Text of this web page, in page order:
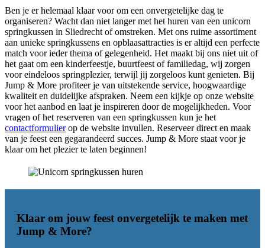
Ben je er helemaal klaar voor om een onvergetelijke dag te
organiseren? Wacht dan niet langer met het huren van een unicorn
springkussen in Sliedrecht of omstreken. Met ons ruime assortiment
aan unieke springkussens en opblaasattracties is er altijd een perfecte
match voor ieder thema of gelegenheid. Het maakt bij ons niet uit of
het gaat om een kinderfeestje, buurtfeest of familiedag, wij zorgen
voor eindeloos springplezier, terwijl jij zorgeloos kunt genieten. Bij
Jump & More profiteer je van uitstekende service, hoogwaardige
kwaliteit en duidelijke afspraken. Neem een kijkje op onze website
voor het aanbod en laat je inspireren door de mogelijkheden. Voor
vragen of het reserveren van een springkussen kun je het
contactformulierop de website invullen. Reserveer direct en maak
van je feest een gegarandeerd succes. Jump & More staat voor je
klaar om het plezier te laten beginnen!
Klaar om jouw feest onvergetelijk te maken met
Jump & More?